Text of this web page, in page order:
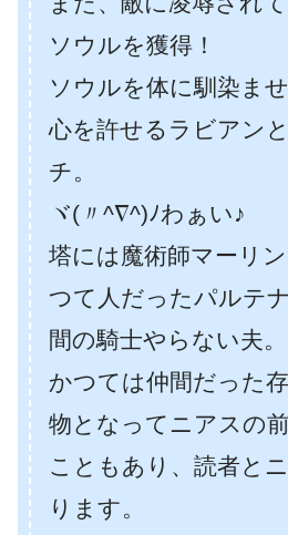
ソウルを獲得！
ソウルを体に馴染ま
心を許せるラビアン
チ。
ヾ(〃^∇^)ﾉわぁい♪
塔には魔術師マーリ
つて人だったパルテ
間の騎士やらない夫。
かつては仲間だった
物となってニアスの
こともあり、読者と
ります。